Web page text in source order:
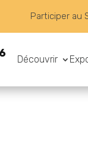
Participer au
Découvrir